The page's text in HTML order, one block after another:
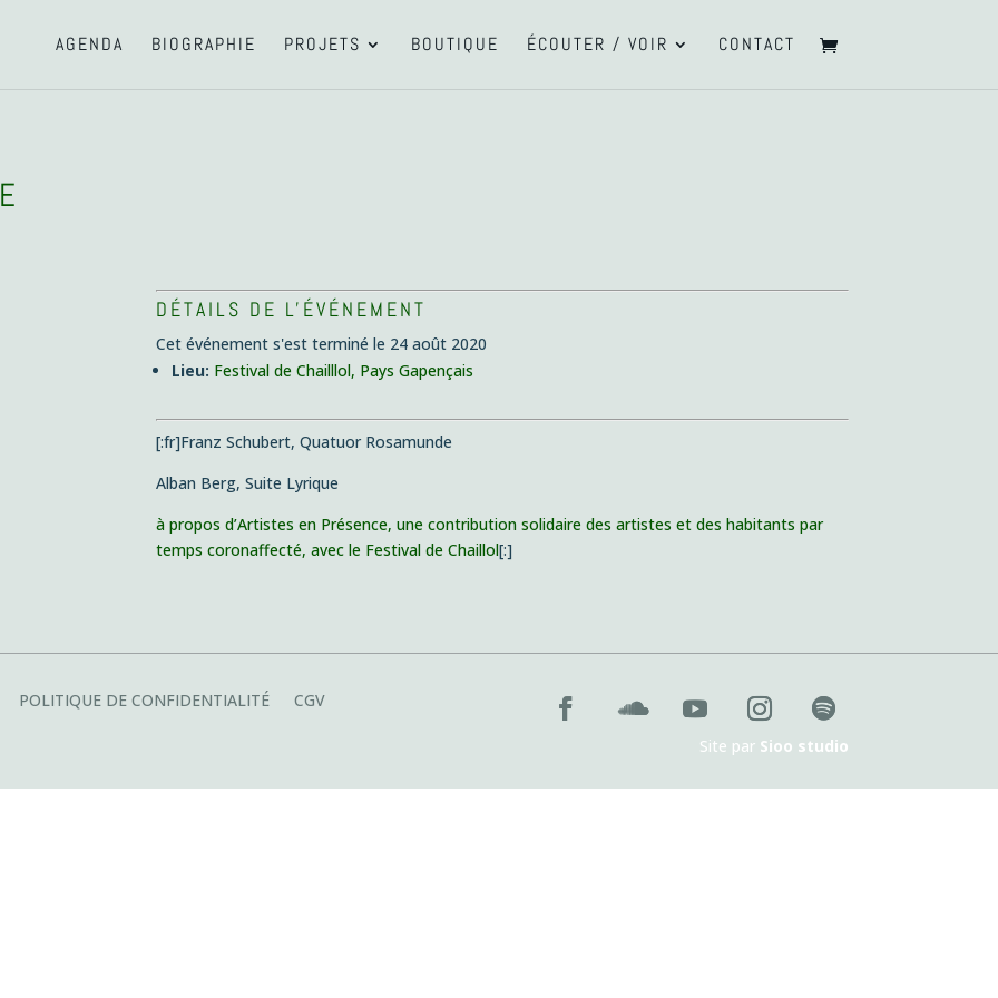
AGENDA BIOGRAPHIE PROJETS BOUTIQUE ÉCOUTER / VOIR CONTACT
DÉTAILS DE L'ÉVÉNEMENT
Cet événement s'est terminé le 24 août 2020
Lieu: Festival de Chailllol, Pays Gapençais
[:fr]Franz Schubert, Quatuor Rosamunde
Alban Berg, Suite Lyrique
à propos d’Artistes en Présence, une contribution solidaire des artistes et des habitants par
temps coronaffecté, avec le Festival de Chaillol[:]
POLITIQUE DE CONFIDENTIALITÉ CGV
Site par Sioo studio